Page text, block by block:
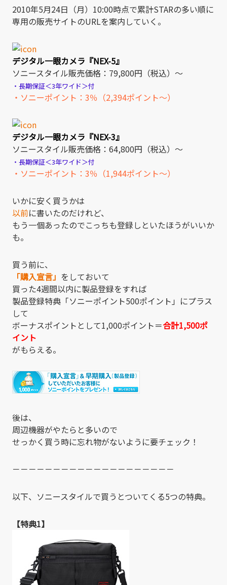
2010年5月24日（月）10:00時点で累計STARの多い順に
専用の販売サイトのURLを案内していく。
デジタル一眼カメラ『NEX-5』
ソニースタイル販売価格：79,800円（税込）～
・長期保証＜3年ワイド＞付
・ソニーポイント：3％（2,394ポイント～）
デジタル一眼カメラ『NEX-3』
ソニースタイル販売価格：64,800円（税込）～
・長期保証＜3年ワイド＞付
・ソニーポイント：3％（1,944ポイント～）
いかに安く買うかは
以前に書いたのだけれど、
もう一個あったのでこっちも登録しといたほうがいいか
も。
買う前に、
「購入宣言」 をしておいて
買った4週間以内に製品登録をすれば
製品登録特典「ソニーポイント500ポイント」にプラス
して
ボーナスポイントとして1,000ポイント＝合計1,500ポ
イント
がもらえる。
後は、
周辺機器がやたらと多いので
せっかく買う時に忘れ物がないように要チェック！
－－－－－－－－－－－－－－－－－－－－
以下、ソニースタイルで買うとついてくる5つの特典。
【特典1】